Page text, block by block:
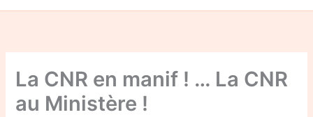
La CNR en manif ! … La CNR
au Ministère !